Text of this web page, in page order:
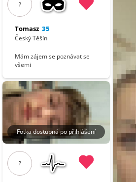
?
Tomasz 35
Český Těšín
Mám zájem se poznávat se
všemi
Fotka dostupná po přihlášení
?